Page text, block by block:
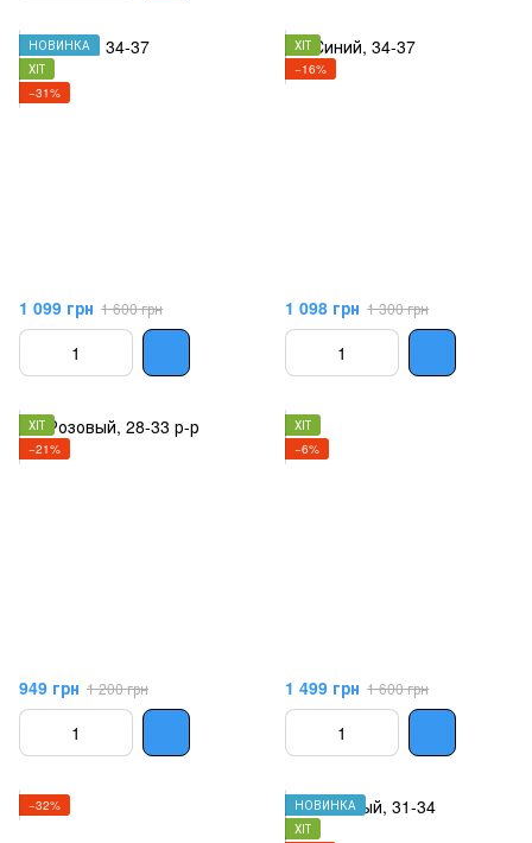
НОВИНКА
ХІТ
−31%
1 099 грн 1 600 грн
ХІТ
−16%
1 098 грн 1 300 грн
ХІТ
−21%
949 грн 1 200 грн
ХІТ
−6%
1 499 грн 1 600 грн
−32%
НОВИНКА
ХІТ